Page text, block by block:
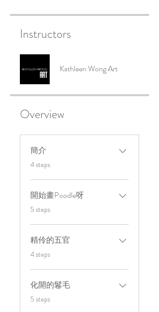
Instructors
Kathleen Wong Art
Overview
簡介
.
4 steps
開始畫Poodle呀
.5 steps
精伶的五官
.
4 steps
化開的鬈毛
.5 steps